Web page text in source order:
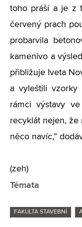
toho práší a je z
červený prach
probarvila
kamenivo a
přibližuje Iveta
a vyleštili
rámci výstavy
recyklát nejen, že
něco navíc,”
(zeh)
Témata
FAKULTA STAVEBNÍ